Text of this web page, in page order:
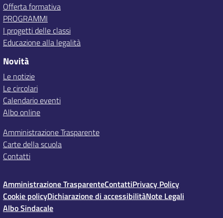
Offerta formativa
PROGRAMMI
I progetti delle classi
Educazione alla legalità
Novità
Le notizie
Le circolari
Calendario eventi
Albo online
Amministrazione Trasparente
Carte della scuola
Contatti
Amministrazione TrasparenteContattiPrivacy Policy
Cookie policyDichiarazione di accessibilitàNote Legali
Albo Sindacale